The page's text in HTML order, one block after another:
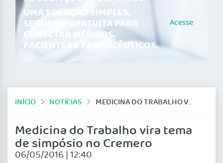
UMA SOLUÇÃO SIMPLES,
SEGURA E GRATUITA PARA
CONECTAR MÉDICOS,
PACIENTES E FARMACÊUTICOS.
Acesse
INÍCIO NOTÍCIAS MEDICINA DO TRABALHO VIRA TEMA DE SIMPÓSIO NO CREMERO
Medicina do Trabalho vira tema
de simpósio no Cremero
06/05/2016 | 12:40